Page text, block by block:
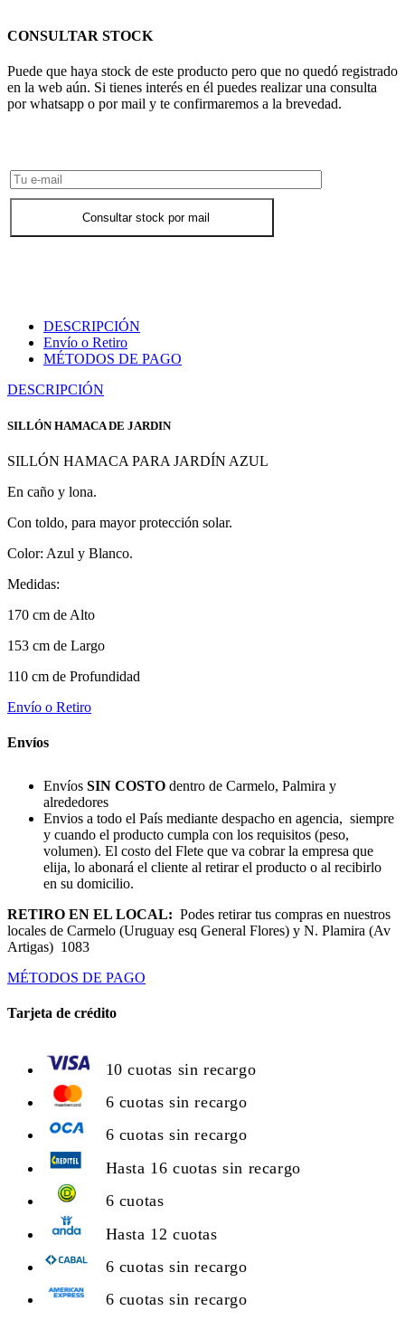
CONSULTAR STOCK
Puede que haya stock de este producto pero que no quedó registrado
en la web aún. Si tienes interés en él puedes realizar una consulta
por whatsapp o por mail y te confirmaremos a la brevedad.
Consultar stock por mail
DESCRIPCIÓN
Envío o Retiro
MÉTODOS DE PAGO
DESCRIPCIÓN
SILLÓN HAMACA DE JARDIN
SILLÓN HAMACA PARA JARDÍN AZUL
En caño y lona.
Con toldo, para mayor protección solar.
Color: Azul y Blanco.
Medidas:
170 cm de Alto
153 cm de Largo
110 cm de Profundidad
Envío o Retiro
Envíos
Envíos SIN COSTO dentro de Carmelo, Palmira y
alrededores
Envios a todo el País mediante despacho en agencia, siempre
y cuando el producto cumpla con los requisitos (peso,
volumen). El costo del Flete que va cobrar la empresa que
elija, lo abonará el cliente al retirar el producto o al recibirlo
en su domicilio.
RETIRO EN EL LOCAL: Podes retirar tus compras en nuestros
locales de Carmelo (Uruguay esq General Flores) y N. Plamira (Av
Artigas) 1083
MÉTODOS DE PAGO
Tarjeta de crédito
10 cuotas sin recargo
6 cuotas sin recargo
6 cuotas sin recargo
Hasta 16 cuotas sin recargo
6 cuotas
Hasta 12 cuotas
6 cuotas sin recargo
6 cuotas sin recargo